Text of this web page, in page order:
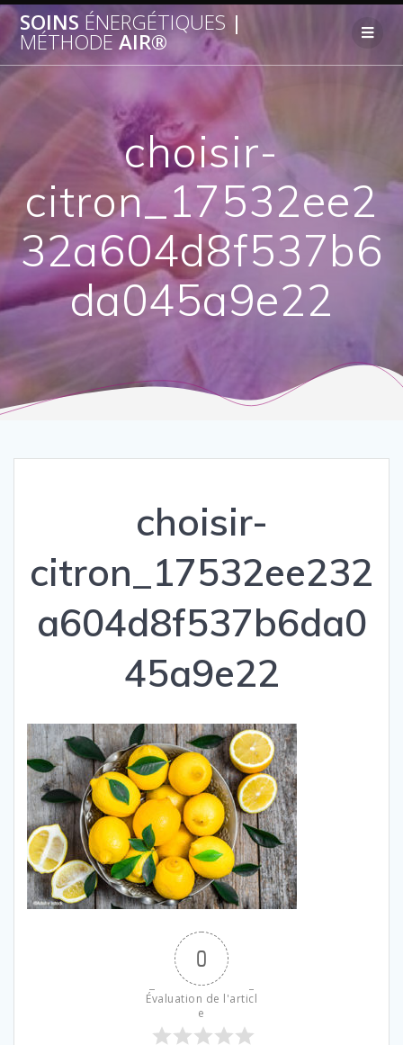
SOINS ÉNERGÉTIQUES |
MÉTHODEAIR®
choisir-
citron_17532ee2
32a604d8f537b6
da045a9e22
choisir-
citron_17532ee232
a604d8f537b6da0
45a9e22
0
Évaluation de l'articl
e